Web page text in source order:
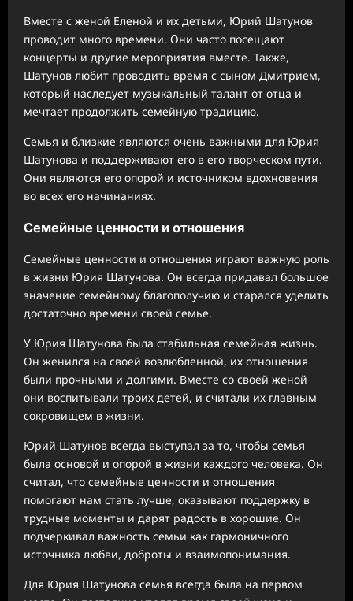
Вместе с женой Еленой и их детьми, Юрий Шатунов
проводит много времени. Они часто посещают
концерты и другие мероприятия вместе. Также,
Шатунов любит проводить время с сыном Дмитрием,
который наследует музыкальный талант от отца и
мечтает продолжить семейную традицию.
Семья и близкие являются очень важными для Юрия
Шатунова и поддерживают его в его творческом пути.
Они являются его опорой и источником вдохновения
во всех его начинаниях.
Семейные ценности и отношения
Семейные ценности и отношения играют важную роль
в жизни Юрия Шатунова. Он всегда придавал большое
значение семейному благополучию и старался уделить
достаточно времени своей семье.
У Юрия Шатунова была стабильная семейная жизнь.
Он женился на своей возлюбленной, их отношения
были прочными и долгими. Вместе со своей женой
они воспитывали троих детей, и считали их главным
сокровищем в жизни.
Юрий Шатунов всегда выступал за то, чтобы семья
была основой и опорой в жизни каждого человека. Он
считал, что семейные ценности и отношения
помогают нам стать лучше, оказывают поддержку в
трудные моменты и дарят радость в хорошие. Он
подчеркивал важность семьи как гармоничного
источника любви, доброты и взаимопонимания.
Для Юрия Шатунова семья всегда была на первом